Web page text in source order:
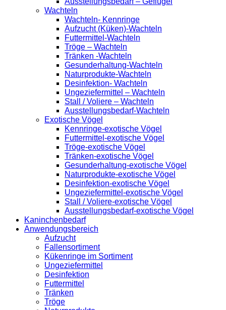
Wachteln
Wachteln- Kennringe
Aufzucht (Küken)-Wachteln
Futtermittel-Wachteln
Tröge – Wachteln
Tränken -Wachteln
Gesunderhaltung-Wachteln
Naturprodukte-Wachteln
Desinfektion- Wachteln
Ungeziefermittel – Wachteln
Stall / Voliere – Wachteln
Ausstellungsbedarf-Wachteln
Exotische Vögel
Kennringe-exotische Vögel
Futtermittel-exotische Vögel
Tröge-exotische Vögel
Tränken-exotische Vögel
Gesunderhaltung-exotische Vögel
Naturprodukte-exotische Vögel
Desinfektion-exotische Vögel
Ungeziefermittel-exotische Vögel
Stall / Voliere-exotische Vögel
Ausstellungsbedarf-exotische Vögel
Kaninchenbedarf
Anwendungsbereich
Aufzucht
Fallensortiment
Kükenringe im Sortiment
Ungeziefermittel
Desinfektion
Futtermittel
Tränken
Tröge